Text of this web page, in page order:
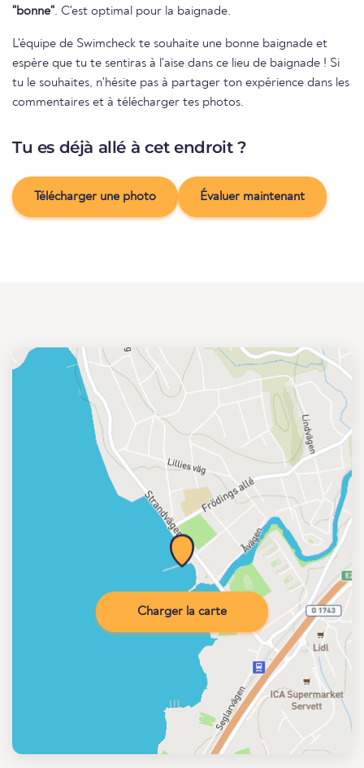
"bonne". C'est optimal pour la baignade.
L'équipe de Swimcheck te souhaite une bonne baignade et
espère que tu te sentiras à l'aise dans ce lieu de baignade ! Si
tu le souhaites, n'hésite pas à partager ton expérience dans les
commentaires et à télécharger tes photos.
Tu es déjà allé à cet endroit ?
Télécharger une photo Évaluer maintenant
Charger la carte